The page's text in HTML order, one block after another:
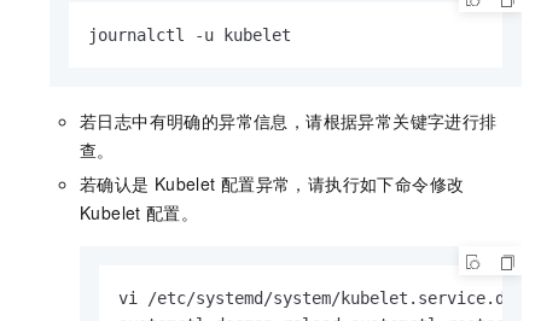
journalctl -u kubelet
若日志中有明确的异常信息，请根据异常关键字进行排
查。
若确认是 Kubelet 配置异常，请执行如下命令修改
Kubelet 配置。
vi /etc/systemd/system/kubelet.service.d/